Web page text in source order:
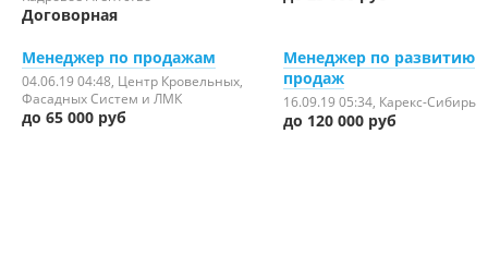
Договорная
Менеджер по продажам
04.06.19 04:48 , Центр Кровельных,
Фасадных Систем и ЛМК
до 65 000 руб
Менеджер по развитию
продаж
16.09.19 05:34 , Карекс-Сибирь
до 120 000 руб